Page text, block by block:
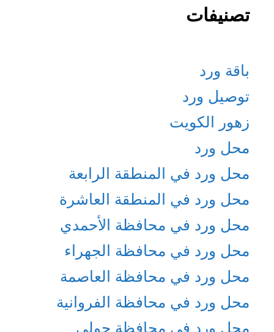
تصنيفات
باقة ورد
توصيل ورد
زهور الكويت
محل ورد
محل ورد في المنطقة الرابعة
محل ورد في المنطقة العاشرة
محل ورد في محافظة الأحمدي
محل ورد في محافظة الجهراء
محل ورد في محافظة العاصمة
محل ورد في محافظة الفروانية
محل ورد في محافظة حولي